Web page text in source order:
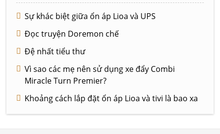
Sự khác biệt giữa ổn áp Lioa và UPS
Đọc truyện Doremon chế
Đệ nhất tiểu thư
Vì sao các mẹ nên sử dụng xe đẩy Combi
Miracle Turn Premier?
Khoảng cách lắp đặt ổn áp Lioa và tivi là bao xa